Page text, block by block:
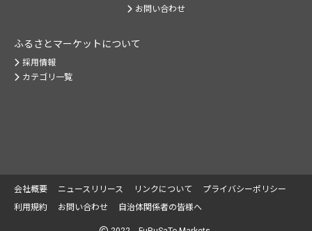
お問い合わせ
ふるさとマーケット について
採用情報
カテゴリ一覧
会社概要 ニュースリリース リンクについて
プライバシーポリシー
利用規約
お問い合わせ 自治体関係者の皆様へ